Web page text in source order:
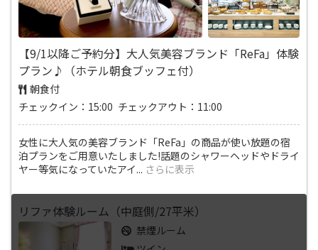
【9/1以降ご予約分】大人気美容ブランド「ReFa」体験
プラン♪（ホテル朝食ブッフェ付）
朝食付
チェックイン：15:00 チェックアウト：11:00
女性に大人気の美容ブランド「ReFa」の商品が使い放題の宿
泊プランをご用意いたしました!話題のシャワーヘッドやドライ
ヤー等気になっていたアイ... さらに表示
リファ体験ルーム（中庭側/27平米）
禁煙ルーム